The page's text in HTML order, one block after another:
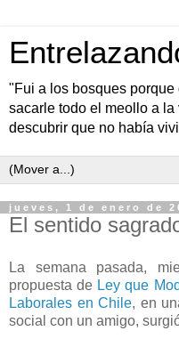
"Fui a los bosques
sacarle todo el meollo a
descubrir que no había
jueves, 1 de enero de
El sentido
La semana pasada,
propuesta de Ley que
Laborales en Chile, en
social con un amigo,